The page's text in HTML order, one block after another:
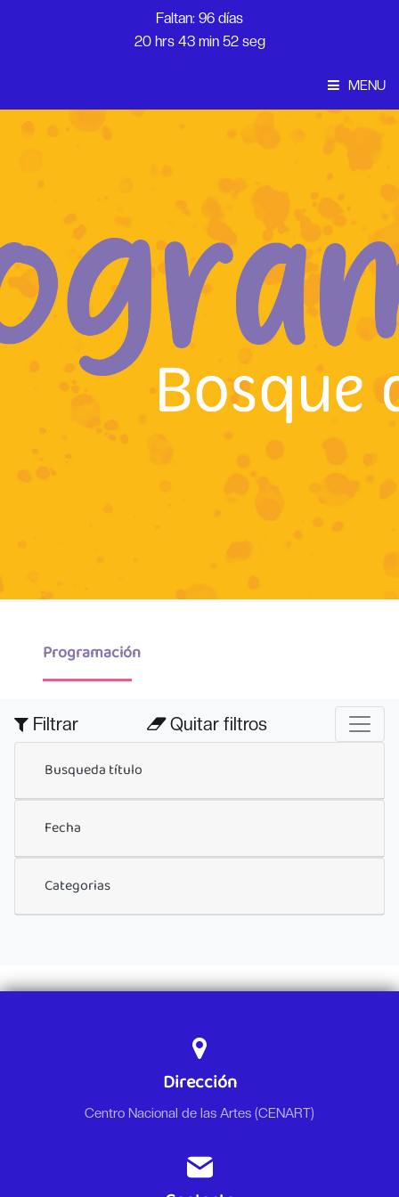
Faltan: 96 días
20 hrs 43 min 51 seg
MENU
Programación
Filtrar Quitar filtros
Busqueda título
Fecha
Categorias
Dirección
Centro Nacional de las Artes (CENART)